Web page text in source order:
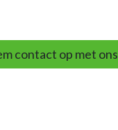
contact op met ons